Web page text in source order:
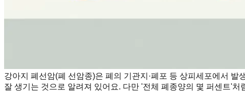
강아지 폐선암(폐 선암종)은 폐의 기관지·폐포 등 상피세포에서 발
잘 생기는 것으로 알려져 있어요. 다만 '전체 폐종양의 몇 퍼센트'